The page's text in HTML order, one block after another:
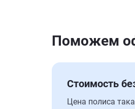
Поможем
Стоимость
Цена полиса